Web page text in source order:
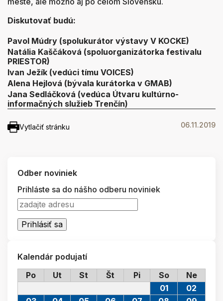
Diskutovať budú:
Pavol Múdry (spolukurátor výstavy V KOCKE)
Natália Kaščáková (spoluorganizátorka festivalu
PRIESTOR)
Ivan Ježík (vedúci tímu VOICES)
Alena Hejlová (bývala kurátorka v GMAB)
Jana Sedláčková (vedúca Útvaru kultúrno-
informačných služieb Trenčín)
Vytlačiť stránku 06.11.2019
Odber noviniek
Prihláste sa do nášho odberu noviniek
Kalendár podujatí
Po
Ut St Št Pi So
Ne
01
02